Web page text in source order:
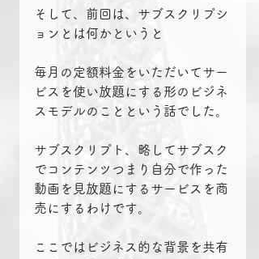
そして、前回は、サブスクリプシ
ョンとは何かというと
毎月の定額料金をいただいてサー
ビスを使い放題にする形のビジネ
スモデルのことという話でした。
サブスクリプト、略してサブスク
でコンテンツつまり自分で作った
動画を見放題にするサービスを商
売にするわけです。
ここではビジネス的な背景を共有